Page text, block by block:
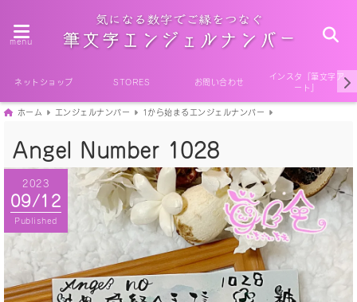
menu
ネットショップ STORES お問い合わせ
インスタ『筆文字ア
ート』
ホーム エンジェルナンバー 1から始まるエンジェルナンバー
Angel Number 1028
2023
09/12
Published